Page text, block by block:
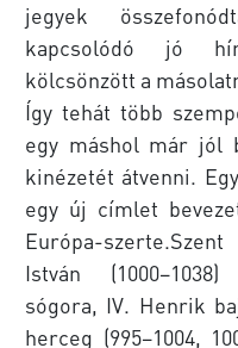
jegyek
kapcsolódó jó
kölcsönzött a
Így tehát több
egy máshol már jól
kinézetét átvenni.
egy új címlet
Európa-szerte.Szent
István
sógora, IV. Henrik
herceg (995–1004,